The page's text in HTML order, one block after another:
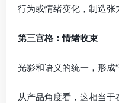
行为或情绪变化，制造张
第三宫格：情绪收束
光影和语义的统一，形成“
从产品角度看，这相当于